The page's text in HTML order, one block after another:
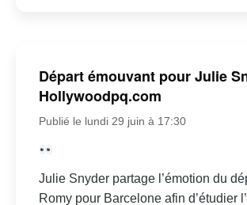
Départ émouvant pour Julie
Hollywoodpq.com
Publié le lundi 29 juin à 17:30
Julie Snyder partage l’émotion du
Romy pour Barcelone afin d’étudier